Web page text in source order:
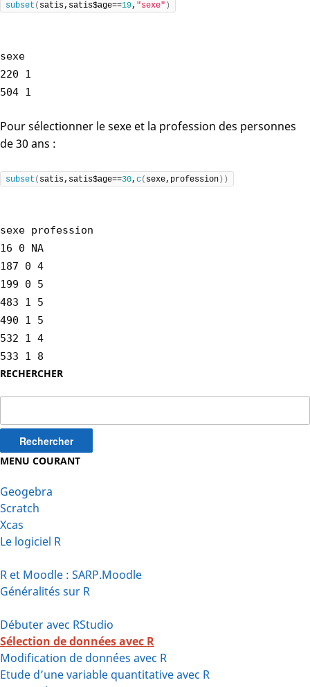
RECHERCHER
MENU COURANT
Geogebra
Scratch
Xcas
Le logiciel R
R et Moodle : SARP.Moodle
Généralités sur R
Débuter avec RStudio
Sélection de données avec R
Modification de données avec R
Etude d’une variable quantitative avec R
subset ( satis,satis$age==19, "sexe" )
sexe
220 1
504 1
Pour sélectionner le sexe et la profession des personnes
de 30 ans :
subset ( satis,satis$age==30, c( sexe,profession ))
sexe profession
16 0 NA
187 0 4
199 0 5
483 1 5
490 1 5
532 1 4
533 1 8